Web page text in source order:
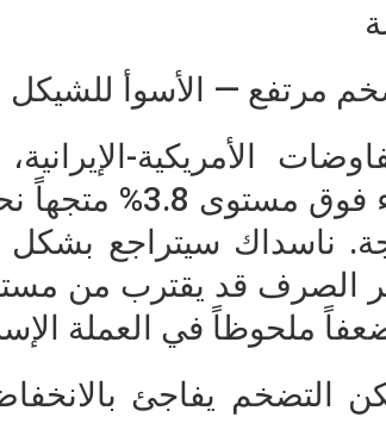
مرتفع — الأسوأ للشيكل
الأمريكية-
ناسداك سيتراجع بشكل
الصرف قد يقترب من
ملحوظاً في العملة
لكن التضخم يفاجئ